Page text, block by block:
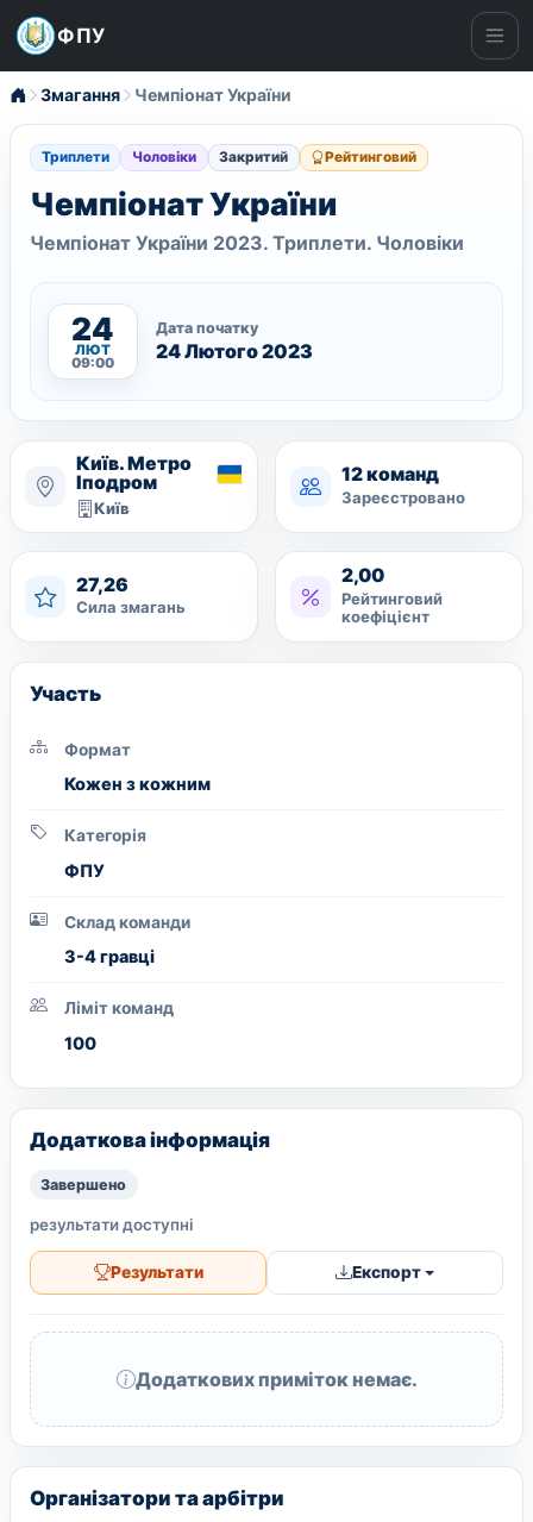
ФПУ
Змагання Чемпіонат України
Триплети Чоловіки Закритий Рейтинговий
Чемпіонат України
Чемпіонат України 2023. Триплети. Чоловіки
24
ЛЮТ
09:00
Дата початку
24 Лютого 2023
Київ. Метро
Іподром
Київ
12 команд
Зареєстровано
27,26
Сила змагань
2,00
Рейтинговий
коефіцієнт
Участь
Формат
Кожен з кожним
Категорія
ФПУ
Склад команди
3-4 гравці
Ліміт команд
100
Додаткова інформація
Завершено
результати доступні
Результати Експорт
Додаткових приміток немає.
Організатори та арбітри